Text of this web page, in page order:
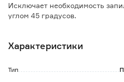
Исключает необходимость
углом 45 градусов.
Характеристики
Тип